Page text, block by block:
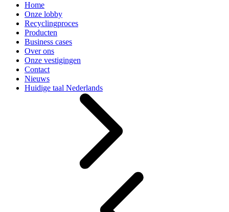
Home
Onze lobby
Recyclingproces
Producten
Business cases
Over ons
Onze vestigingen
Contact
Nieuws
Huidige taal Nederlands